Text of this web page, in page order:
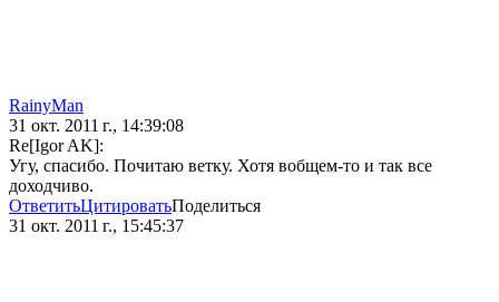
RainyMan
31 окт. 2011 г., 14:39:08
Re[Igor AK]:
Угу, спасибо. Почитаю ветку. Хотя вобщем-то и так все
доходчиво.
ОтветитьЦитироватьПоделиться
31 окт. 2011 г., 15:45:37